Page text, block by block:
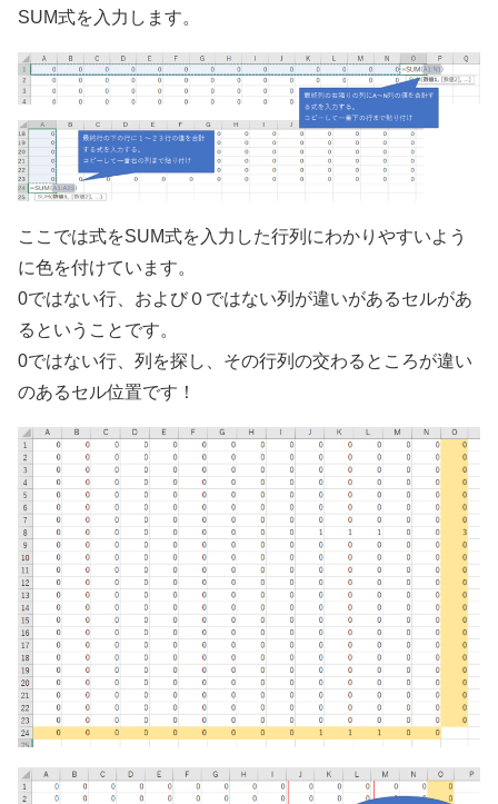
SUM式を入力します。
ここでは式をSUM式を入力した行列にわかりやすいよう
に色を付けています。
0ではない行、および０ではない列が違いがあるセルがあ
るということです。
0ではない行、列を探し、その行列の交わるところが違い
のあるセル位置です！